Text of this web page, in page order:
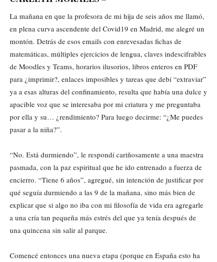
La mañana en que la profesora de mi hija de seis años me llamó,
en plena curva ascendente del Covid19 en Madrid, me alegré un
montón. Detrás de esos emails con enrevesadas fichas de
matemáticas, múltiples ejercicios de lengua, claves indescifrables
de Moodles y Teams, horarios ilusorios, libros enteros en PDF
para ¿imprimir?, enlaces imposibles y tareas que debí “extraviar”
ya a esas alturas del confinamiento, resulta que había una dulce y
apacible voz que se interesaba por mi criatura y me preguntaba
por ella y su… ¿rendimiento? Para luego decirme: “¿Me puedes
pasar a la niña?”.
“No. Está durmiendo”, le respondí cariñosamente a una maestra
pasmada, con la paz espiritual que he ido entrenado a fuerza de
encierro. “Tiene 6 años”, agregué, sin intención de justificar por
qué seguía durmiendo a las 9 de la mañana, sino más bien de
explicar que si algo no iba con mi filosofía de vida era agregarle
a una cría tan pequeña más estrés del que ya tenía después de
una quincena sin salir al parque.
Comencé entonces una nueva etapa (porque en España esto ha